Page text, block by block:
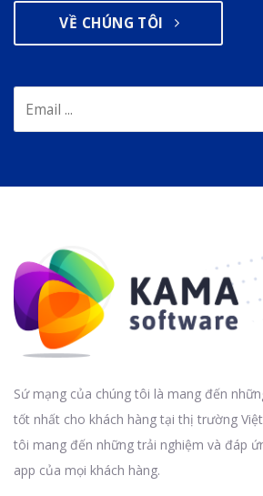
VỀ CHÚNG TÔI
Sứ mạng của chúng tôi là mang đến
tốt nhất cho khách hàng tại thị trường
tôi mang đến những trải nghiệm và đáp
app của mọi khách hàng.